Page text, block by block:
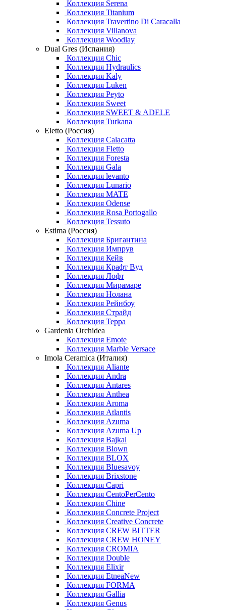
Коллекция Serena
Коллекция Titanium
Коллекция Travertino Di Caracalla
Коллекция Villanova
Коллекция Woodlay
Dual Gres (Испания)
Коллекция Chic
Коллекция Hydraulics
Коллекция Kaly
Коллекция Luken
Коллекция Peyto
Коллекция Sweet
Коллекция SWEET & ADELE
Коллекция Turkana
Eletto (Россия)
Коллекция Calacatta
Коллекция Fletto
Коллекция Foresta
Коллекция Gala
Коллекция levanto
Коллекция Lunario
Коллекция MATE
Коллекция Odense
Коллекция Rosa Portogallo
Коллекция Tessuto
Estima (Россия)
Коллекция Бригантина
Коллекция Импрув
Коллекция Кейв
Коллекция Крафт Вуд
Коллекция Лофт
Коллекция Мирамаре
Коллекция Нолана
Коллекция Рейнбоу
Коллекция Страйд
Коллекция Терра
Gardenia Orchidea
Коллекция Emote
Коллекция Marble Versace
Imola Ceramica (Италия)
Коллекция Aliante
Коллекция Andra
Коллекция Antares
Коллекция Anthea
Коллекция Aroma
Коллекция Atlantis
Коллекция Azuma
Коллекция Azuma Up
Коллекция Bajkal
Коллекция Blown
Коллекция BLOX
Коллекция Bluesavoy
Коллекция Brixstone
Коллекция Capri
Коллекция CentoPerCento
Коллекция Chine
Коллекция Concrete Project
Коллекция Creative Concrete
Коллекция CREW BITTER
Коллекция CREW HONEY
Коллекция CROMIA
Коллекция Double
Коллекция Elixir
Коллекция EtneaNew
Коллекция FORMA
Коллекция Gallia
Коллекция Genus